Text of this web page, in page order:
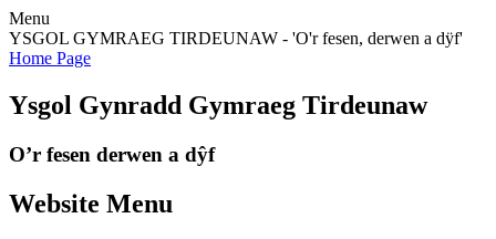
Menu
YSGOL GYMRAEG TIRDEUNAW - 'O'r fesen, derwen a dÿf'
Home Page
Ysgol Gynradd Gymraeg Tirdeunaw
O’r fesen derwen a dŷf
Website Menu